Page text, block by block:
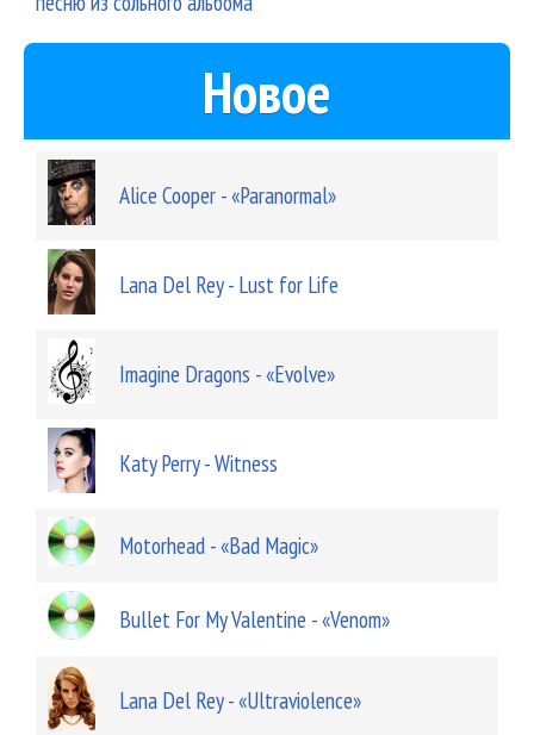
Новое
Alice Cooper - «Paranormal»
Lana Del Rey - Lust for Life
Imagine Dragons - «Evolve»
Katy Perry - Witness
Motorhead - «Bad Magic»
Bullet For My Valentine - «Venom»
Lana Del Rey - «Ultraviolence»